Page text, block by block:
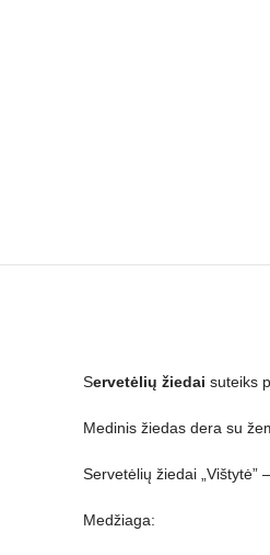
Servetėlių žiedai suteiks
Medinis žiedas dera su
Servetėlių žiedai
Medžiaga: